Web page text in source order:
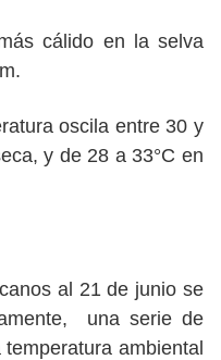
cálido en la selva
oscila entre 30 y
y de 28 a 33°C en
al 21 de junio se
una serie de
ambiental